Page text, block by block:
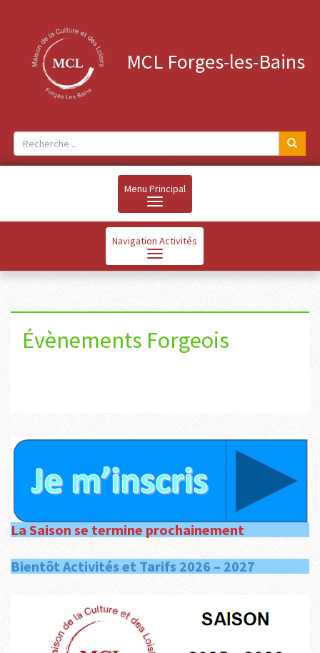
MCL Forges-les-Bains
Menu Principal
Navigation Activités
Évènements Forgeois
La Saison se termine prochainement
Bientôt Activités et Tarifs 2026 – 2027